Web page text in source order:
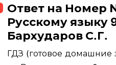
Ответ на Номер
Русскому языку
Бархударов С.Г.
ГДЗ (готовое домашние